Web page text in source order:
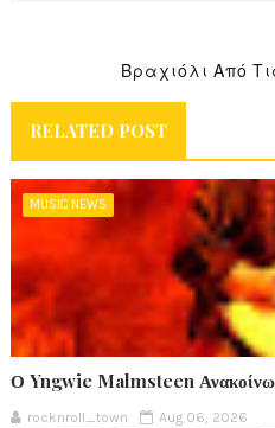
Βραχιόλι Από
RELATED POST
MUSIC NEWS
Ο Yngwie Malmsteen
rocknroll_town Aug 06, 2026